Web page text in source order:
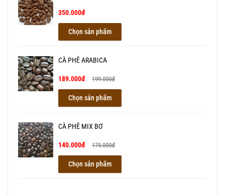
350.000đ
Chọn sản phẩm
CÀ PHÊ ARABICA
189.000đ 199.000đ
Chọn sản phẩm
CÀ PHÊ MIX BƠ
140.000đ 175.000đ
Chọn sản phẩm